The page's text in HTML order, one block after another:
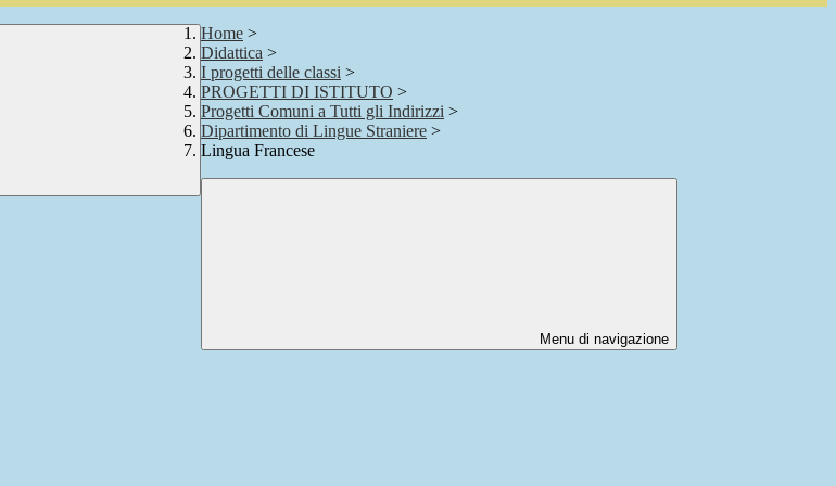
Home >
Didattica >
I progetti delle classi >
PROGETTI DI ISTITUTO >
Progetti Comuni a Tutti gli Indirizzi >
Dipartimento di Lingue Straniere >
Lingua Francese
Menu di navigazione